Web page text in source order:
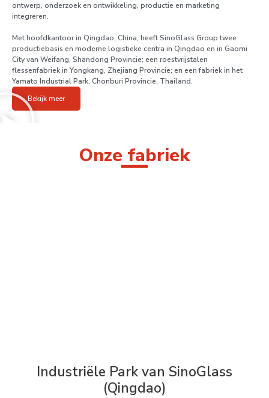
ontwerp, onderzoek en ontwikkeling, productie en marketing
integreren.
Met hoofdkantoor in Qingdao, China, heeft SinoGlass Group twee
productiebasis en moderne logistieke centra in Qingdao en in Gaomi
City van Weifang, Shandong Provincie; een roestvrijstalen
flessenfabriek in Yongkang, Zhejiang Provincie; en een fabriek in het
Yamato Industrial Park, Chonburi Provincie, Thailand.
Bekijk meer
Onze fabriek
Industriële Park van SinoGlass
(Qingdao)